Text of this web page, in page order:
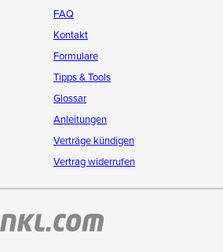
FAQ
Kontakt
Formulare
Tipps & Tools
Glossar
Anleitungen
Verträge kündigen
Vertrag widerrufen